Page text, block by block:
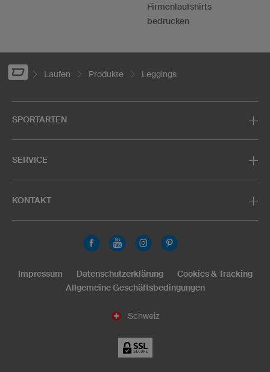
Firmenlaufshirts
bedrucken
Laufen Produkte Leggings
SPORTARTEN
SERVICE
KONTAKT
Schweiz
Impressum Datenschutzerklärung
Cookies & Tracking
Allgemeine Geschäftsbedingungen